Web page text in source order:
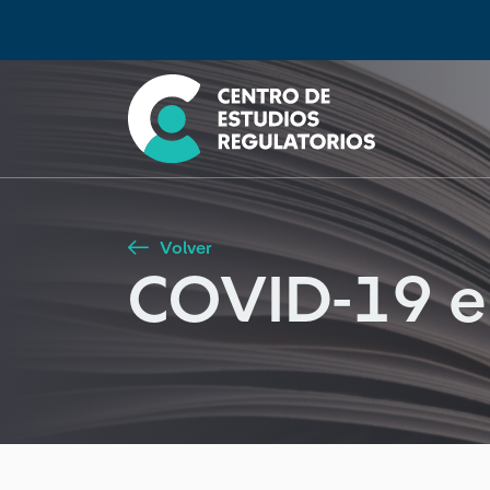
Seleccione país Tipo de artículo
Buscar
Volver
COVID-19